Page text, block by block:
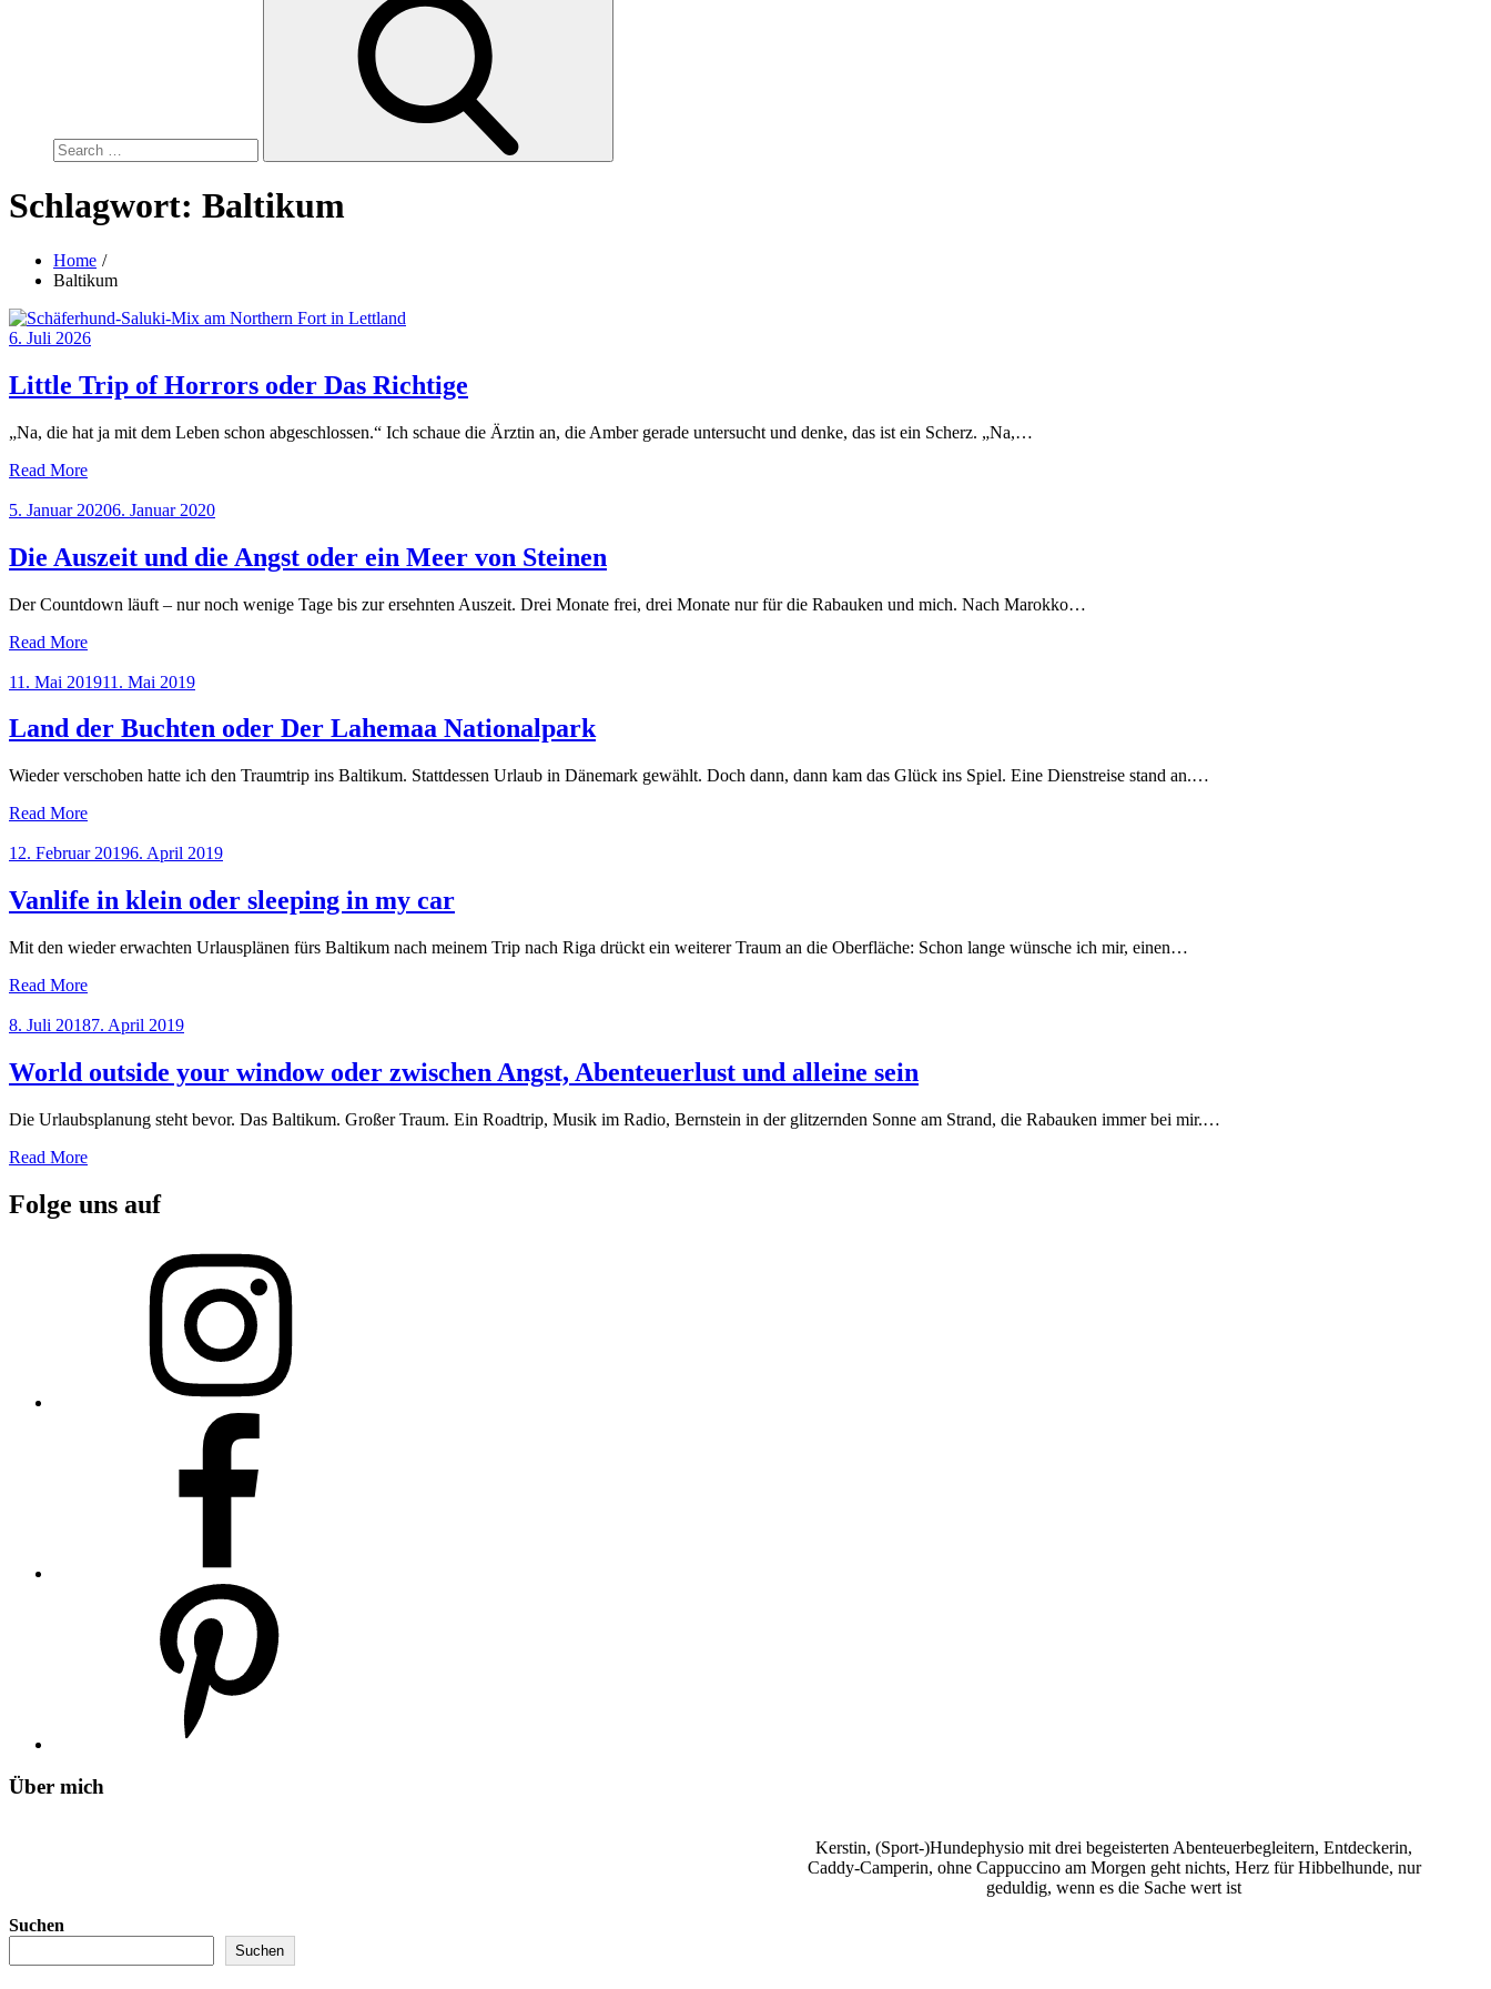
Schlagwort: Baltikum
Home
Baltikum
Posted
6. Juli 2026
Little Trip of Horrors oder Das Richtige
„Na, die hat ja mit dem Leben schon abgeschlossen.“ Ich schaue die Ärztin an, die Amber gerade untersucht und denke, das ist ein Scherz. „Na,…
Read More
Posted
5. Januar 20206. Januar 2020
Die Auszeit und die Angst oder ein Meer von Steinen
Der Countdown läuft – nur noch wenige Tage bis zur ersehnten Auszeit. Drei Monate frei, drei Monate nur für die Rabauken und mich. Nach Marokko…
Read More
Posted
11. Mai 201911. Mai 2019
Land der Buchten oder Der Lahemaa Nationalpark
Wieder verschoben hatte ich den Traumtrip ins Baltikum. Stattdessen Urlaub in Dänemark gewählt. Doch dann, dann kam das Glück ins Spiel. Eine Dienstreise stand an.…
Read More
Posted
12. Februar 20196. April 2019
Vanlife in klein oder sleeping in my car
Mit den wieder erwachten Urlausplänen fürs Baltikum nach meinem Trip nach Riga drückt ein weiterer Traum an die Oberfläche: Schon lange wünsche ich mir, einen…
Read More
Posted
8. Juli 20187. April 2019
World outside your window oder zwischen Angst, Abenteuerlust und alleine sein
Die Urlaubsplanung steht bevor. Das Baltikum. Großer Traum. Ein Roadtrip, Musik im Radio, Bernstein in der glitzernden Sonne am Strand, die Rabauken immer bei mir.…
Read More
Folge uns auf
Über mich
Kerstin, (Sport-)Hundephysio mit drei begeisterten Abenteuerbegleitern, Entdeckerin,
Caddy-Camperin, ohne Cappuccino am Morgen geht nichts, Herz für Hibbelhunde, nur
geduldig, wenn es die Sache wert ist
Suchen
Suchen